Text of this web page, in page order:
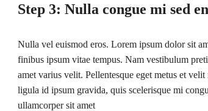
Step 3: Nulla congue mi sed
Nulla vel euismod eros. Lorem ipsum dolor sit
finibus ipsum vitae tempus. Nam vestibulum
amet varius velit. Pellentesque eget metus et
ligula id ipsum gravida, quis scelerisque mi
ullamcorper sit amet